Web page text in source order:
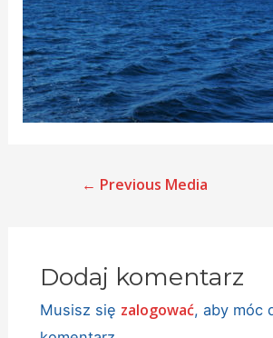
← Previous Media
Dodaj komentarz
Musisz się zalogować, aby móc